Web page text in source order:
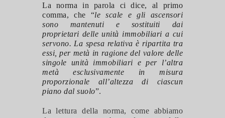
La norma in parola ci dice, al primo
comma, che “le scale e gli ascensori
sono mantenuti e sostituiti dai
proprietari delle unità immobiliari a cui
servono. La spesa relativa è ripartita tra
essi, per metà in ragione del valore delle
singole unità immobiliari e per l’altra
metà esclusivamente in misura
proporzionale all’altezza di ciascun
piano dal suolo”.
La lettura della norma, come abbiamo